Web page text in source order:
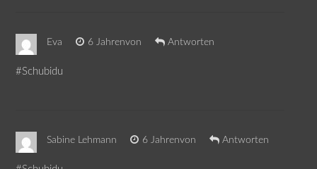
Eva 6 Jahrenvon Antworten
#Schubidu
Sabine Lehmann 6 Jahrenvon Antworten